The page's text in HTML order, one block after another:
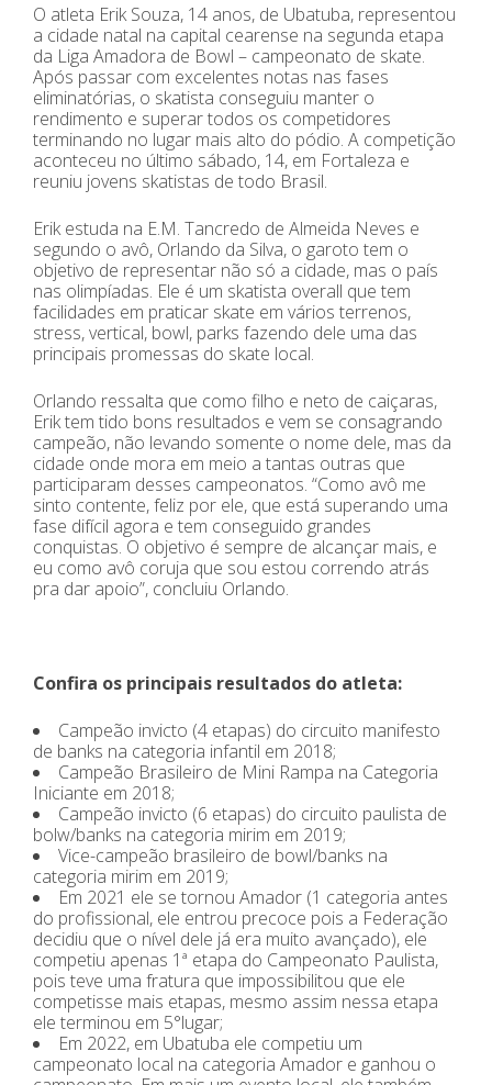
O atleta Erik Souza, 14 anos, de Ubatuba, representou
a cidade natal na capital cearense na segunda etapa
da Liga Amadora de Bowl – campeonato de skate.
Após passar com excelentes notas nas fases
eliminatórias, o skatista conseguiu manter o
rendimento e superar todos os competidores
terminando no lugar mais alto do pódio. A competição
aconteceu no último sábado, 14, em Fortaleza e
reuniu jovens skatistas de todo Brasil.
Erik estuda na E.M. Tancredo de Almeida Neves e
segundo o avô, Orlando da Silva, o garoto tem o
objetivo de representar não só a cidade, mas o país
nas olimpíadas. Ele é um skatista overall que tem
facilidades em praticar skate em vários terrenos,
stress, vertical, bowl, parks fazendo dele uma das
principais promessas do skate local.
Orlando ressalta que como filho e neto de caiçaras,
Erik tem tido bons resultados e vem se consagrando
campeão, não levando somente o nome dele, mas da
cidade onde mora em meio a tantas outras que
participaram desses campeonatos. “Como avô me
sinto contente, feliz por ele, que está superando uma
fase difícil agora e tem conseguido grandes
conquistas. O objetivo é sempre de alcançar mais, e
eu como avô coruja que sou estou correndo atrás
pra dar apoio”, concluiu Orlando.
Confira os principais resultados do atleta:
Campeão invicto (4 etapas) do circuito manifesto
de banks na categoria infantil em 2018;
Campeão Brasileiro de Mini Rampa na Categoria
Iniciante em 2018;
Campeão invicto (6 etapas) do circuito paulista de
bolw/banks na categoria mirim em 2019;
Vice-campeão brasileiro de bowl/banks na
categoria mirim em 2019;
Em 2021 ele se tornou Amador (1 categoria antes
do profissional, ele entrou precoce pois a Federação
decidiu que o nível dele já era muito avançado), ele
competiu apenas 1ª etapa do Campeonato Paulista,
pois teve uma fratura que impossibilitou que ele
competisse mais etapas, mesmo assim nessa etapa
ele terminou em 5°lugar;
Em 2022, em Ubatuba ele competiu um
campeonato local na categoria Amador e ganhou o